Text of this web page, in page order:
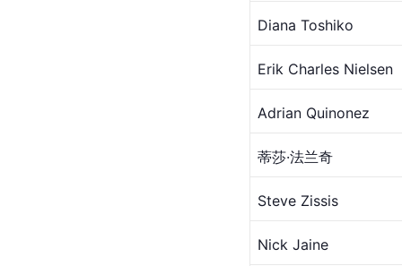
Diana Toshiko
Erik Charles Nielsen
Adrian Quinonez
蒂莎·法兰奇
Steve Zissis
Nick Jaine